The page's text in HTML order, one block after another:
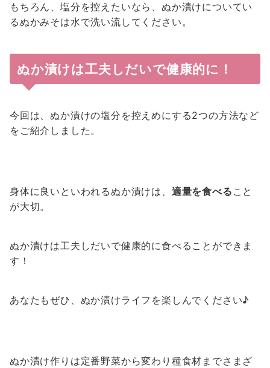
もちろん、塩分を控えたいなら、ぬか漬けについてい
るぬかみそは水で洗い流してください。
ぬか漬けは工夫しだいで健康的に！
今回は、ぬか漬けの塩分を控えめにする2つの方法など
をご紹介しました。
身体に良いといわれるぬか漬けは、 適量を食べる こと
が大切。
ぬか漬けは工夫しだいで健康的に食べることができま
す！
あなたもぜひ、ぬか漬けライフを楽しんでください♪
ぬか漬け作りは定番野菜から変わり種食材までさまざ